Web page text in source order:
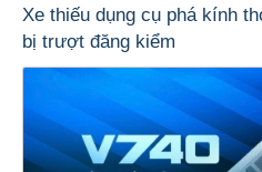
Xe thiếu dụng cụ phá kính
bị trượt đăng kiểm